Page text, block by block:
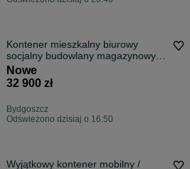
Kontener mieszkalny biurowy
socjalny budowlany magazynowy
6x7,5 m
Nowe
32 900 zł
Bydgoszcz
Odświeżono dzisiaj o 16:50
Wyjątkowy kontener mobilny /